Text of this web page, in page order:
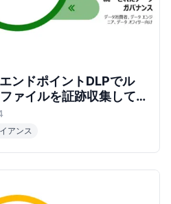
ンドポイントDLPでル
ァイルを証跡収集して
アンス